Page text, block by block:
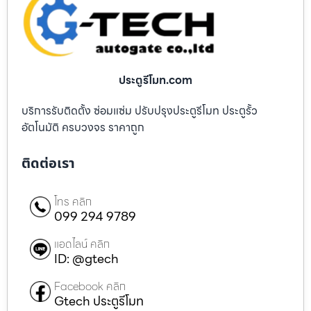
ประตูรีโมท.com
บริการรับติดตั้ง ซ่อมแซ่ม ปรับปรุงประตูรีโมท ประตูรั้ว
อัตโนมัติ ครบวงจร ราคาถูก
ติดต่อเรา
โทร คลิก
099 294 9789
แอดไลน์ คลิก
ID: @gtech
Facebook คลิก
Gtech ประตูรีโมท